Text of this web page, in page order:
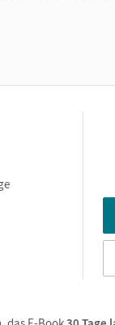
und Ihre
und